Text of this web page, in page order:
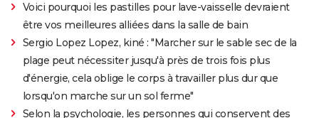
Voici pourquoi les pastilles pour lave-vaisselle devraient
être vos meilleures alliées dans la salle de bain
Sergio Lopez Lopez, kiné : "Marcher sur le sable sec de la
plage peut nécessiter jusqu'à près de trois fois plus
d'énergie, cela oblige le corps à travailler plus dur que
lorsqu'on marche sur un sol ferme"
Selon la psychologie, les personnes qui conservent des